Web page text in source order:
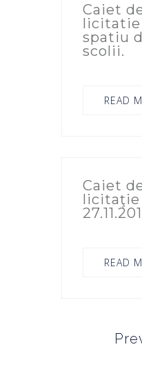
Caiet
licitatie
spatiu
scolii.
READ
Caiet
licitaţie
READ